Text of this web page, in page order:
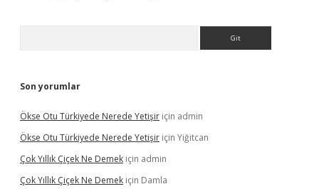
Son yorumlar
Ökse Otu Türkiyede Nerede Yetişir için admin
Ökse Otu Türkiyede Nerede Yetişir için Yiğitcan
Çok Yıllık Çiçek Ne Demek için admin
Çok Yıllık Çiçek Ne Demek için Damla